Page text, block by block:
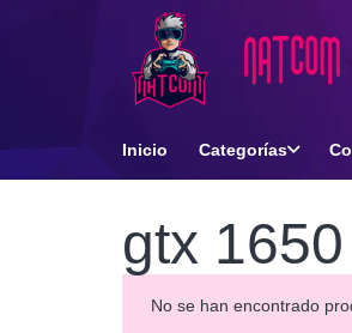
Inicio Categorías
gtx 1650
No se han encontrado